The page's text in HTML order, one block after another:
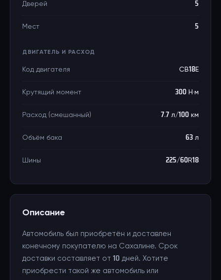
Дверей 5
Мест 5
ДВИГАТЕЛЬ И РАСХОД
Код двигателя CB18E
Крутящий момент 300 Н·м
Расход (смешанный) 7.7 л/100 км
Объём бака 63 л
Шины 225/60R18
Описание
Автомобиль был приобретён и доставлен
конечному покупателю на Сахалине. Срок
доставки составляет от 10 дней. Хотите
приобрести такой же автомобиль или